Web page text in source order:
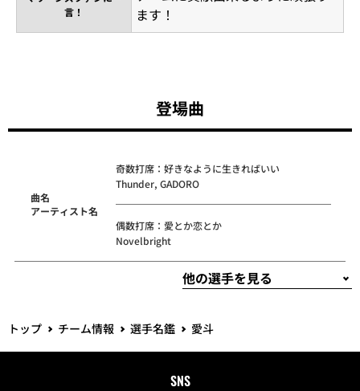
言！
ます！
登場曲
曲名
アーティスト名
奇数打席：好きなように生きればいい
Thunder, GADORO
偶数打席：愛とか恋とか
Novelbright
トップ チーム情報 選手名鑑 愛斗
SNS